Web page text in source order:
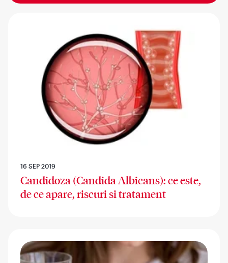
16 SEP 2019
Candidoza (Candida Albicans): ce este,
de ce apare, riscuri si tratament